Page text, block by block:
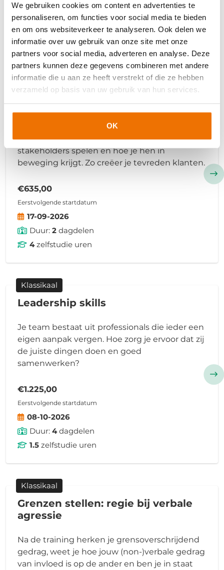
We gebruiken cookies om content en advertenties te
personaliseren, om functies voor social media te bieden
en om ons websiteverkeer te analyseren. Ook delen we
informatie over uw gebruik van onze site met onze
partners voor social media, adverteren en analyse. Deze
partners kunnen deze gegevens combineren met andere
informatie die u aan ze heeft verstrekt of die ze hebben
verzameld op basis van uw gebruik van hun services.
OK
Eerstvolgende startdatum
07-09-2026
Duur:8dagdelen
20zelfstudie uren
Klassikaal
Stakeholdermanagement
Bepaal wie er allemaal betrokken zijn bij het
aankoopproces bij je klant, welke rol deze
stakeholders spelen en hoe je hen in
beweging krijgt. Zo creëer je tevreden klanten.
€635,00
Eerstvolgende startdatum
17-09-2026
Duur: 2dagdelen
4zelfstudie uren
Klassikaal
Leadership skills
Je team bestaat uit professionals die ieder een
eigen aanpak vergen. Hoe zorg je ervoor dat zij
de juiste dingen doen en goed
samenwerken?
€1.225,00
Eerstvolgende startdatum
08-10-2026
Duur: 4dagdelen
1.5zelfstudie uren
Klassikaal
Grenzen stellen: regie bij verbale
agressie
Na de training herken je grensoverschrijdend
gedrag, weet je hoe jouw (non-)verbale gedrag
van invloed is op de ander en ben je in staat